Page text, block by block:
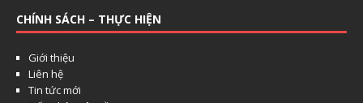
CHÍNH SÁCH – THỰC HIỆN
Giới thiệu
Liên hệ
Tin tức mới